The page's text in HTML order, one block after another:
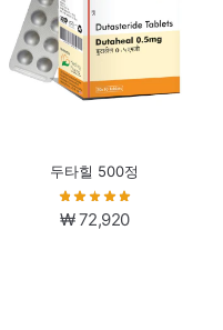
두타힐 500정
₩72,920